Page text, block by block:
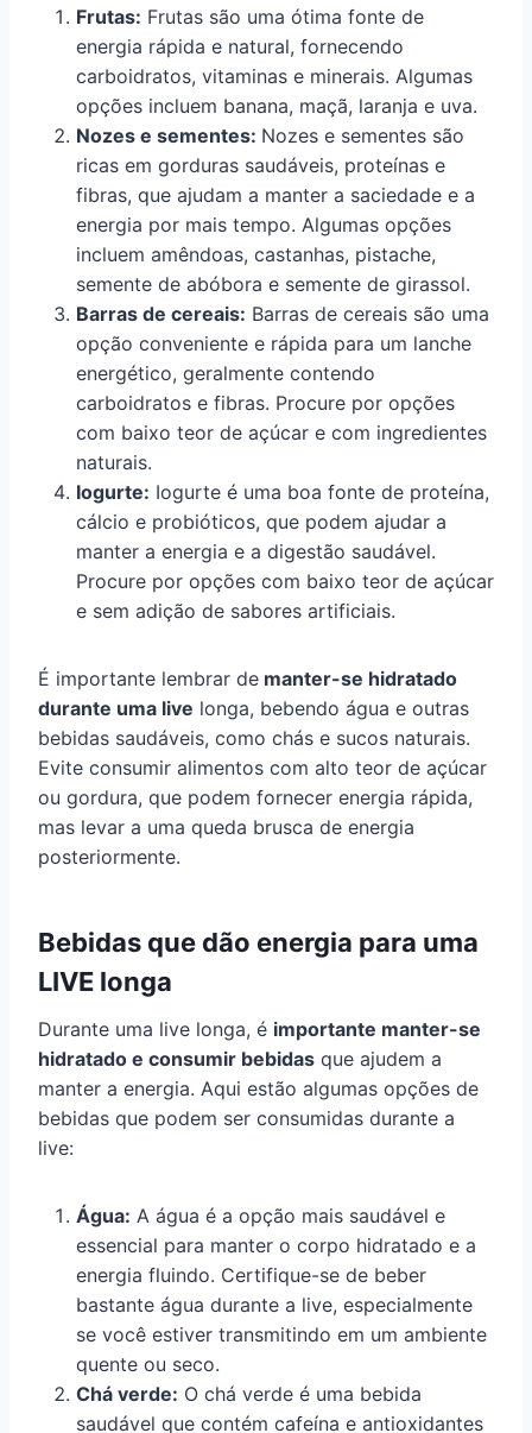
Frutas: Frutas são uma ótima fonte de
energia rápida e natural, fornecendo
carboidratos, vitaminas e minerais. Algumas
opções incluem banana, maçã, laranja e uva.
Nozes e sementes: Nozes e sementes são
ricas em gorduras saudáveis, proteínas e
fibras, que ajudam a manter a saciedade e a
energia por mais tempo. Algumas opções
incluem amêndoas, castanhas, pistache,
semente de abóbora e semente de girassol.
Barras de cereais: Barras de cereais são uma
opção conveniente e rápida para um lanche
energético, geralmente contendo
carboidratos e fibras. Procure por opções
com baixo teor de açúcar e com ingredientes
naturais.
Iogurte: Iogurte é uma boa fonte de proteína,
cálcio e probióticos, que podem ajudar a
manter a energia e a digestão saudável.
Procure por opções com baixo teor de açúcar
e sem adição de sabores artificiais.
É importante lembrar de manter-se hidratado
durante uma live longa, bebendo água e outras
bebidas saudáveis, como chás e sucos naturais.
Evite consumir alimentos com alto teor de açúcar
ou gordura, que podem fornecer energia rápida,
mas levar a uma queda brusca de energia
posteriormente.
Bebidas que dão energia para uma
LIVE longa
Durante uma live longa, é importante manter-se
hidratado e consumir bebidas que ajudem a
manter a energia. Aqui estão algumas opções de
bebidas que podem ser consumidas durante a
live:
Água: A água é a opção mais saudável e
essencial para manter o corpo hidratado e a
energia fluindo. Certifique-se de beber
bastante água durante a live, especialmente
se você estiver transmitindo em um ambiente
quente ou seco.
Chá verde: O chá verde é uma bebida
saudável que contém cafeína e antioxidantes